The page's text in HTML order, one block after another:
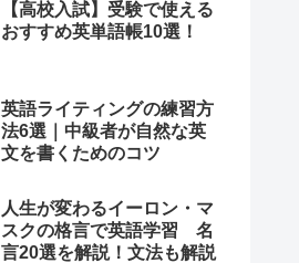
【高校入試】受験で使える
おすすめ英単語帳10選！
英語ライティングの練習方
法6選｜中級者が自然な英
文を書くためのコツ
人生が変わるイーロン・マ
スクの格言で英語学習 名
言20選を解説！文法も解説